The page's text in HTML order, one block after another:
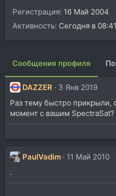
Регистрация 16 Май 2004
Активность Сегодня в 08:41
Сообщения профиля
DAZZER
3 Янв 2019
Раз тему быстро прикрыли,
момент с вашим SpectraSat?
PaulVadim
11 Май 2010
.